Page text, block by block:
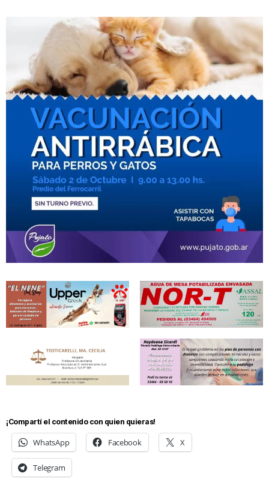
¡Compartí el contenido con quien quieras!
WhatsApp Facebook X
Telegram